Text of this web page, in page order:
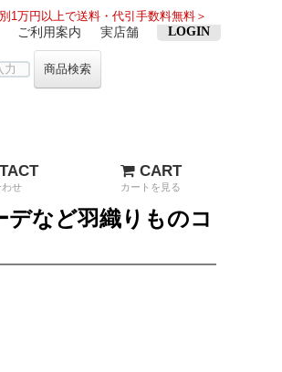
1万円以上で送料・代引手数料無料＞
ご利用案内 実店舗 LOGIN
商品検索
わせ
CART
カートを見る
など羽織りものコ